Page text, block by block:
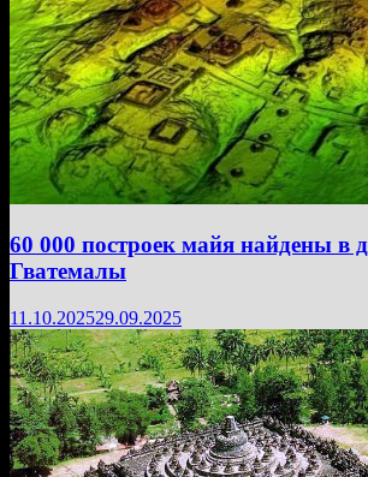
60 000 построек майя найдены в
Гватемалы
11.10.202529.09.2025